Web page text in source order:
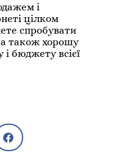
і
цілком
спробувати
а також хорошу
бюджету всієї